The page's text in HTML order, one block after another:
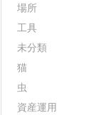
場所
工具
未分類
猫
虫
資産運用